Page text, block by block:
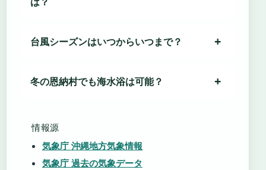
台風シーズンはいつからいつまで？
冬の恩納村でも海水浴は可能？
情報源
気象庁 沖縄地方気象情報
気象庁 過去の気象データ